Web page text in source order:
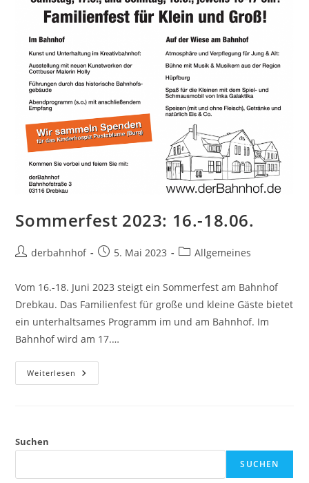
Sommerfest 2023: 16.-18.06.
Beitrags-
derbahnhof
Beitrag5. Mai 2023
Beitrags-
Allgemeines
Vom 16.-18. Juni 2023 steigt ein Sommerfest am Bahnhof
Drebkau. Das Familienfest für große und kleine Gäste bietet
ein unterhaltsames Programm im und am Bahnhof. Im
Bahnhof wird am 17.…
Weiterlesen Sommerfest
2023:
Suchen
SUCHEN